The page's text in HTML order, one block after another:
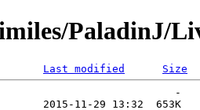
PaladinJ/
Last modified
Size
-
2015-11-29 13:32  653K